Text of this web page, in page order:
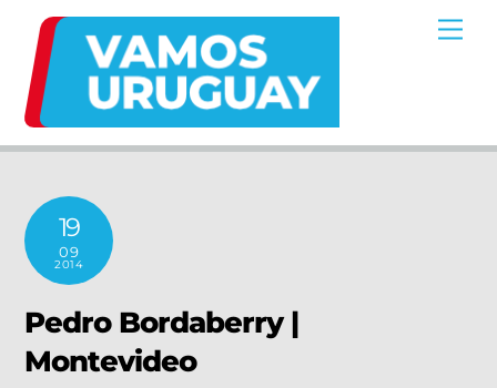
content
19
09
2014
Pedro Bordaberry |
Montevideo